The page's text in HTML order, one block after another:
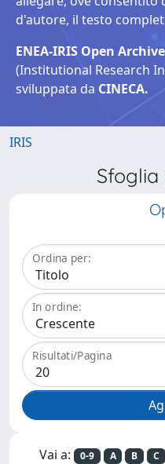
d'autore, il testo
ENEA-IRIS Open Archive
(Institutional Research
sviluppata da CINECA.
IRIS
Sfoglia
Ordina per:
In ordine:
Risultati/Pagina
Vai a: 0-9 A B C